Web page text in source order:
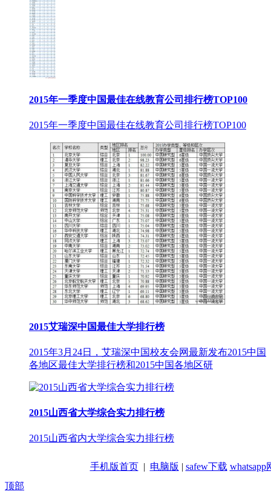
2015年一季度中国最佳在线教育公司排行榜TOP100
2015年一季度中国最佳在线教育公司排行榜TOP100
2015艾瑞深中国最佳大学排行榜
2015年3月24日，艾瑞深中国校友会网最新发布2015中国
各地区最佳大学排行榜和2015中国各地区研
2015山西省大学综合实力排行榜
2015山西省内大学综合实力排行榜
手机版首页| 电脑版 | safew下载 whatsapp
顶部